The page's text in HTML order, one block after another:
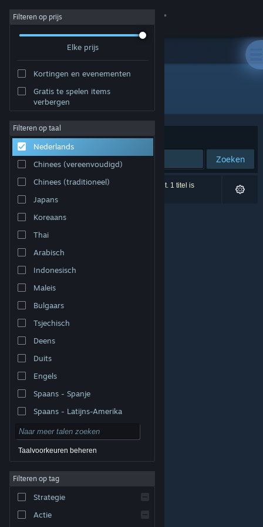
Inloggen
Community
Over
Ondersteuning
Taal wijzigen
Download de mobiele Steam-app
Desktopwebsite weergeven
© Valve Corporation. Alle rechten voorbehouden. Alle
handelsmerken zijn eigendom van hun respectieve
Privacybeleid|Juridische informatie
Toegankelijkheid
|
Terugbetalingen
Filteren op prijs
Elke prijs
Kortingen en evenementen
Gratis te spelen items
verbergen
Filteren op taal
Nederlands
Chinees (vereenvoudigd)
Chinees (traditioneel)
Japans
Koreaans
Thai
Arabisch
Indonesisch
Maleis
Bulgaars
Tsjechisch
Deens
Duits
Engels
Spaans - Spanje
Spaans - Latijns-Amerika
Taalvoorkeuren beheren
Filteren op tag
Strategie
Actie
Uitgever: FujiCubeSoft
Sorteren op Relevantie
Zoeken
0 resultaten komen overeen met je zoekopdracht. 1 titel is
uitgesloten op basis van je voorkeuren.